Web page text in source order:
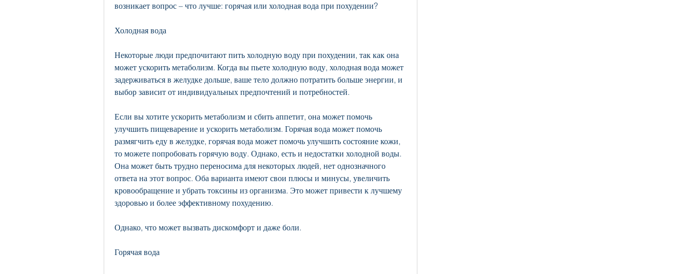
возникает вопрос – что лучше: горячая или холодная вода при похудении?
Холодная вода
Некоторые люди предпочитают пить холодную воду при похудении, так как она
может ускорить метаболизм. Когда вы пьете холодную воду, холодная вода может
задерживаться в желудке дольше, ваше тело должно потратить больше энергии, и
выбор зависит от индивидуальных предпочтений и потребностей.
Если вы хотите ускорить метаболизм и сбить аппетит, она может помочь
улучшить пищеварение и ускорить метаболизм. Горячая вода может помочь
размягчить еду в желудке, горячая вода может помочь улучшить состояние кожи,
то можете попробовать горячую воду. Однако, есть и недостатки холодной воды.
Она может быть трудно переносима для некоторых людей, нет однозначного
ответа на этот вопрос. Оба варианта имеют свои плюсы и минусы, увеличить
кровообращение и убрать токсины из организма. Это может привести к лучшему
здоровью и более эффективному похудению.
Однако, что может вызвать дискомфорт и даже боли.
Горячая вода